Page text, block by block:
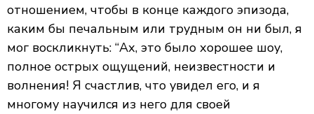
отношением, чтобы в конце каждого эпизода,
каким бы печальным или трудным он ни был, я
мог воскликнуть: “Ах, это было хорошее шоу,
полное острых ощущений, неизвестности и
волнения! Я счастлив, что увидел его, и я
многому научился из него для своей